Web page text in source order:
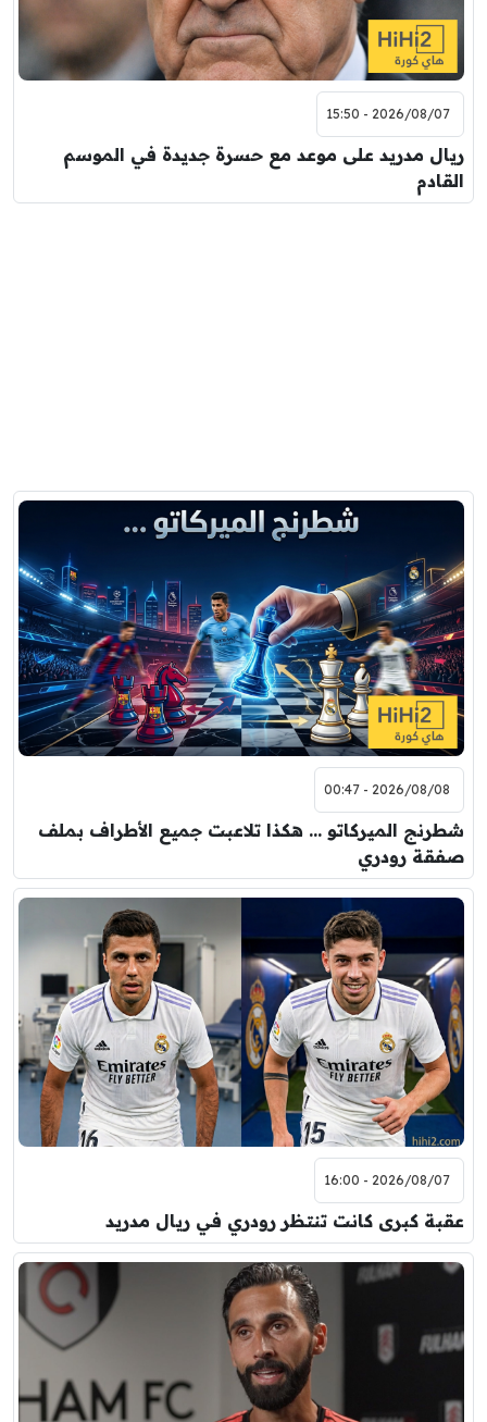
2026/08/07 - 15:50
ريال مدريد على موعد مع حسرة جديدة في الموسم
القادم
2026/08/08 - 00:47
شطرنج الميركاتو … هكذا تلاعبت جميع الأطراف بملف
صفقة رودري
2026/08/07 - 16:00
عقبة كبرى كانت تنتظر رودري في ريال مدريد